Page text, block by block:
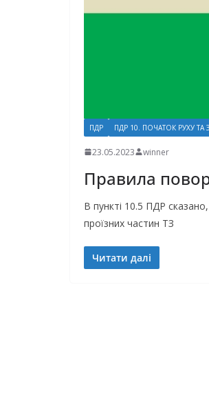
ПДР ПДР 10. ПОЧАТОК РУХУ
23.05.2023 winner
Правила
В пункті 10.5 ПДР
проїзних частин ТЗ
Читати далі